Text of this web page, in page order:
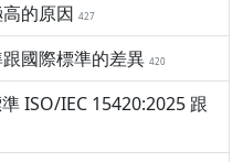
的原因 427
國際標準的差異 420
ISO/IEC 15420:2025 跟